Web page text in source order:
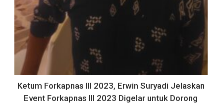
Ketum Forkapnas III 2023, Erwin Suryadi Jelaskan
Event Forkapnas III 2023 Digelar untuk Dorong